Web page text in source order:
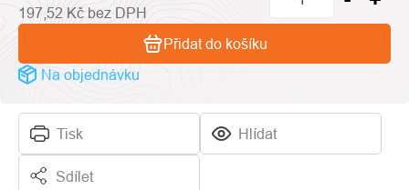
Tisk Hlídat
Sdílet
197,52 Kč bez DPH
Na objednávku
Přidat do košíku